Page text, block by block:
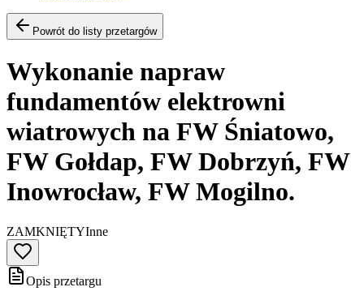
Powrót do listy przetargów
Wykonanie napraw
fundamentów elektrowni
wiatrowych na FW Śniatowo,
FW Gołdap, FW Dobrzyń, FW
Inowrocław, FW Mogilno.
ZAMKNIĘTYInne
Opis przetargu